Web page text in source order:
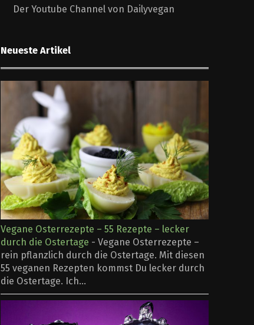
Der Youtube Channel von Dailyvegan
Neueste Artikel
Vegane Osterrezepte – 55 Rezepte – lecker
durch die Ostertage - Vegane Osterrezepte –
rein pflanzlich durch die Ostertage. Mit diesen
55 veganen Rezepten kommst Du lecker durch
die Ostertage. Ich...